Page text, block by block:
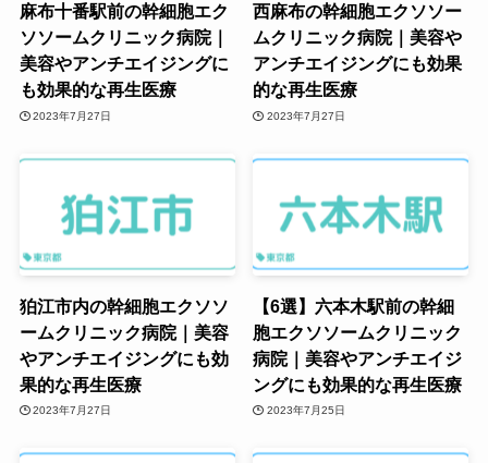
高濃度エクソソームED注射
脂肪由来間葉
系幹細胞上清
液
56,000円
臍帯由来間葉
系幹細胞上清
液
64,000円
歯髄由来間葉
麻布十番駅前の幹細胞エク
ソソームクリニック病院｜
美容やアンチエイジングに
も効果的な再生医療
2023年7月27日
西麻布の幹細胞エクソソー
ムクリニック病院｜美容や
アンチエイジングにも効果
的な再生医療
2023年7月27日
狛江市内の幹細胞エクソソ
ームクリニック病院｜美容
やアンチエイジングにも効
果的な再生医療
2023年7月27日
【6選】六本木駅前の幹細
胞エクソソームクリニック
病院｜美容やアンチエイジ
ングにも効果的な再生医療
2023年7月25日